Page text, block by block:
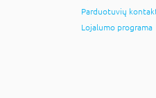
Parduotuvių
Lojalumo programa